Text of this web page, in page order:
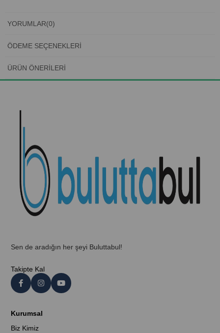
YORUMLAR(0)
ÖDEME SEÇENEKLERI
ÜRÜN ÖNERILERI
Sen de aradığın her şeyi Buluttabul!
Takipte Kal
Kurumsal
Biz Kimiz